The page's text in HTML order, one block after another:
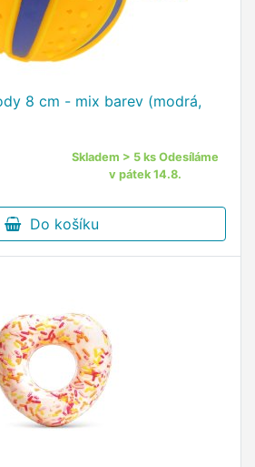
8 cm - mix barev (modrá,
Skladem > 5 ks Odesíláme
v pátek 14.8.
Do košíku